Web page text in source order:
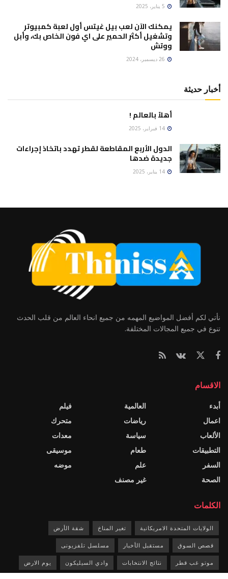
يمكنك الآن لعب بيل غيتس أول لعبة كمبيوتر
وتشغيل أكثر الحمير على اي فون الخاص بك، وأبل
ووتش
أخبار حديثة
أهلاً بالعالم !
الدول الأربع المقاطعة لقطر تهدد باتخاذ إجراءات
جديدة ضدها
نأتي لكم أفضل المواضيع المهمه من جميع انحاء العالم من قلب الحدث
تنوع في جميع المجالات المختلفة.
الاقسام
أبدء
اعمال
الألعاب
التطبيقات
السفر
الصحة
العالمية
رياضات
سياسة
طعام
علم
غير مصنف
فيلم
متحرك
معدات
موسيقى
موضه
الكلمات
الولايات المتحدة الامريكانية تغير المناخ شقة الأرض
قصص السوق مستقبل الأخبار مسلسل تلفزيونى
موتو غب قطر نتائج الانتخابات وادي السيليكون يوم الارض